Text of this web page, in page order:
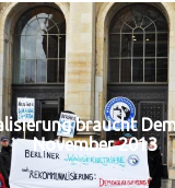
braucht
November 2013